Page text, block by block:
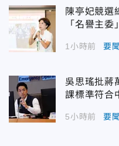
陳亭妃競選
「名譽主委」
1小時前 要聞
吳思瑤批
課標準符合
5小時前 要聞